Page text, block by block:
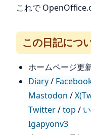
これで
この日記につ
ホームページ更
Diary/
Mastodon /
Twitter/top /
Igapyonv3